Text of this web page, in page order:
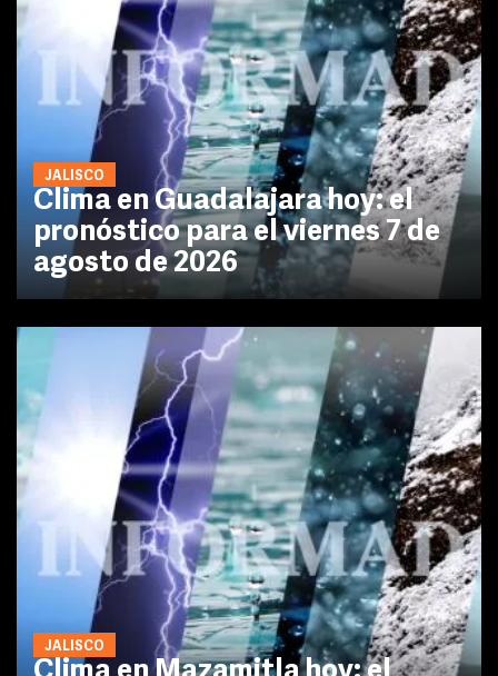
JALISCO
Clima en Guadalajara hoy: el
pronóstico para el viernes 7 de
agosto de 2026
JALISCO